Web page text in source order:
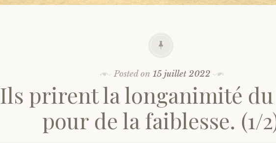
Posted on15 juillet 2022
Ils prirent la longanimité
pour de la faiblesse. (1/